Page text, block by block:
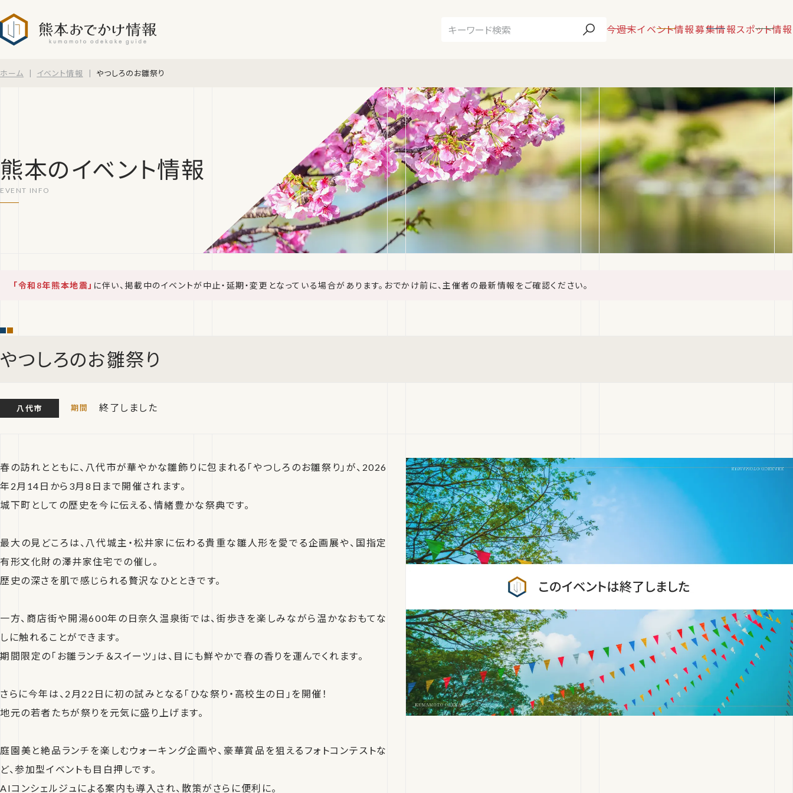
今週末イベント情報募集情報スポット情報
ホーム イベント情報 やつしろのお雛祭り
熊本のイベント情報
「令和8年熊本地震」 に伴い、掲載中のイベントが中止・延期・変更となっている場合があります。おでかけ前に、主催者の最新情報をご確認ください。
やつしろのお雛祭り
八代市 終了しました
春の訪れとともに、八代市が華やかな雛飾りに包まれる「やつしろのお雛祭り」が、2026
年2月14日から3月8日まで開催されます。
城下町としての歴史を今に伝える、情緒豊かな祭典です。
最大の見どころは、八代城主・松井家に伝わる貴重な雛人形を愛でる企画展や、国指定
有形文化財の澤井家住宅での催し。
歴史の深さを肌で感じられる贅沢なひとときです。
一方、商店街や開湯600年の日奈久温泉街では、街歩きを楽しみながら温かなおもてな
しに触れることができます。
期間限定の「お雛ランチ＆スイーツ」は、目にも鮮やかで春の香りを運んでくれます。
さらに今年は、2月22日に初の試みとなる「ひな祭り・高校生の日」を開催！
地元の若者たちが祭りを元気に盛り上げます。
庭園美と絶品ランチを楽しむウォーキング企画や、豪華賞品を狙えるフォトコンテストな
ど、参加型イベントも目白押しです。
AIコンシェルジュによる案内も導入され、散策がさらに便利に。